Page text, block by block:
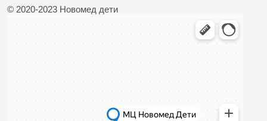
© 2020-2023 Новомед дети